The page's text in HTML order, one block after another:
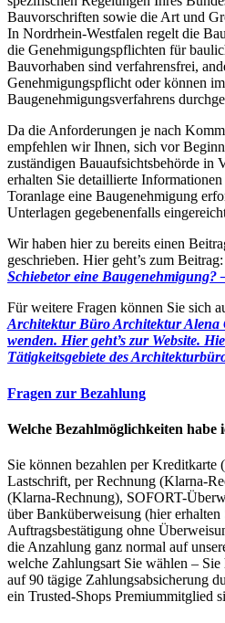
Bauvorschriften sowie die Art und
In Nordrhein-Westfalen regelt die
die Genehmigungspflichten für
Bauvorhaben sind verfahrensfrei,
Genehmigungspflicht oder können
Baugenehmigungsverfahrens
Da die Anforderungen je nach
empfehlen wir Ihnen, sich vor
zuständigen Bauaufsichtsbehörde in
erhalten Sie detaillierte
Toranlage eine Baugenehmigung
Unterlagen gegebenenfalls
Wir haben hier zu bereits einen
geschrieben. Hier geht’s zum Beitrag:
Schiebetor eine Baugenehmigung?
Für weitere Fragen können Sie sich
Architektur Büro Architektur Alena
wenden. Hier geht’s zur Website.
Tätigkeitsgebiete des
Fragen zur Bezahlung
Welche Bezahlmöglichkeiten habe
Sie können bezahlen per Kreditkarte
Lastschrift, per Rechnung (Klarna-
(Klarna-Rechnung), SOFORT-
über Banküberweisung (hier erhalten
Auftragsbestätigung ohne
die Anzahlung ganz normal auf
welche Zahlungsart Sie wählen –
auf 90 tägige Zahlungsabsicherung
ein Trusted-Shops Premiummitglied